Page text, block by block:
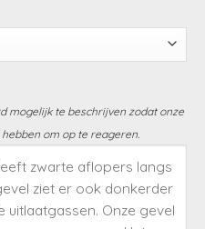
mogelijk te beschrijven zodat onze
om op te reageren.